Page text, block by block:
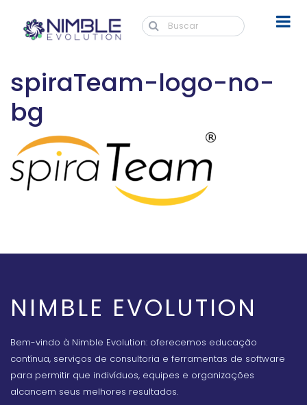
spiraTeam-logo-no-
bg
NIMBLE EVOLUTION
Bem-vindo à Nimble Evolution: oferecemos educação
contínua, serviços de consultoria e ferramentas de software
para permitir que indivíduos, equipes e organizações
alcancem seus melhores resultados.